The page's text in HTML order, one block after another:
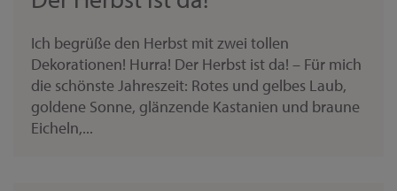
Ich begrüße den Herbst mit zwei tollen
Dekorationen! Hurra! Der Herbst ist da! – Für mich
die schönste Jahreszeit: Rotes und gelbes Laub,
goldene Sonne, glänzende Kastanien und braune
Eicheln,...